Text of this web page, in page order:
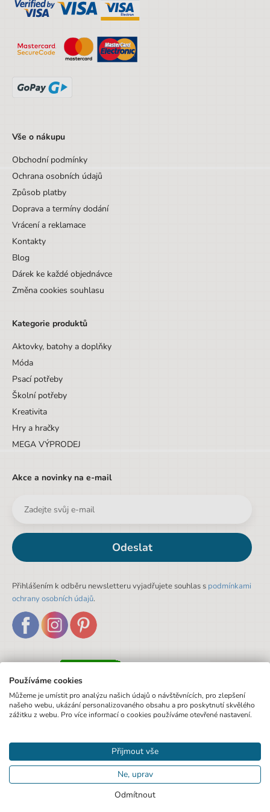
Designová položka
Vše o nákupu
Obchodní podmínky
Ochrana osobních údajů
Způsob platby
Doprava a termíny dodání
Vrácení a reklamace
Kontakty
Blog
Dárek ke každé objednávce
Změna cookies souhlasu
Kategorie produktů
Aktovky, batohy a doplňky
Móda
Psací potřeby
Školní potřeby
Kreativita
Hry a hračky
MEGA VÝPRODEJ
Akce a novinky na e-mail
Odeslat
Přihlášením k odběru newsletteru vyjadřujete souhlas s podmínkami
ochrany osobních údajů.
Používáme cookies
Můžeme je umístit pro analýzu našich údajů o návštěvnících, pro zlepšení
našeho webu, ukázání personalizovaného obsahu a pro poskytnutí skvělého
zážitku z webu. Pro více informací o cookies používáme otevřené nastavení.
Přijmout vše
Ne, uprav
Odmítnout